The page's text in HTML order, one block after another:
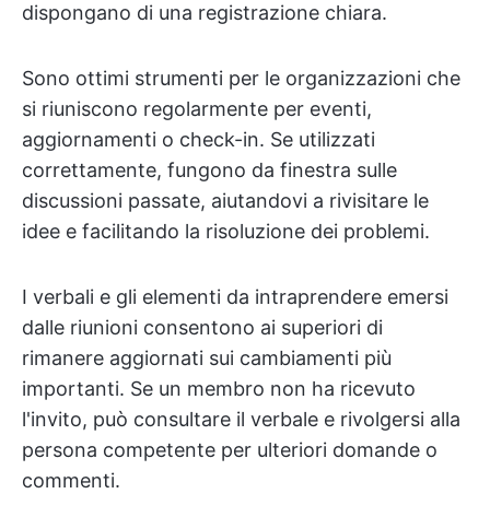
dispongano di una registrazione chiara.
Sono ottimi strumenti per le organizzazioni che
si riuniscono regolarmente per eventi,
aggiornamenti o check-in. Se utilizzati
correttamente, fungono da finestra sulle
discussioni passate, aiutandovi a rivisitare le
idee e facilitando la risoluzione dei problemi.
I verbali e gli elementi da intraprendere emersi
dalle riunioni consentono ai superiori di
rimanere aggiornati sui cambiamenti più
importanti. Se un membro non ha ricevuto
l'invito, può consultare il verbale e rivolgersi alla
persona competente per ulteriori domande o
commenti.